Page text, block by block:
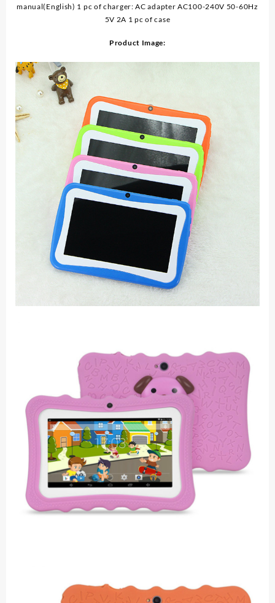
manual(English) 1 pc of charger: AC adapter AC100-240V 50-60Hz
5V 2A 1 pc of case
Product Image: